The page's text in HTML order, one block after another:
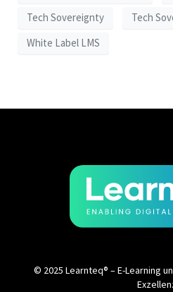
Tech Sovereignty
Tech
White Label LMS
© 2025 Learnteq® – E-Learning